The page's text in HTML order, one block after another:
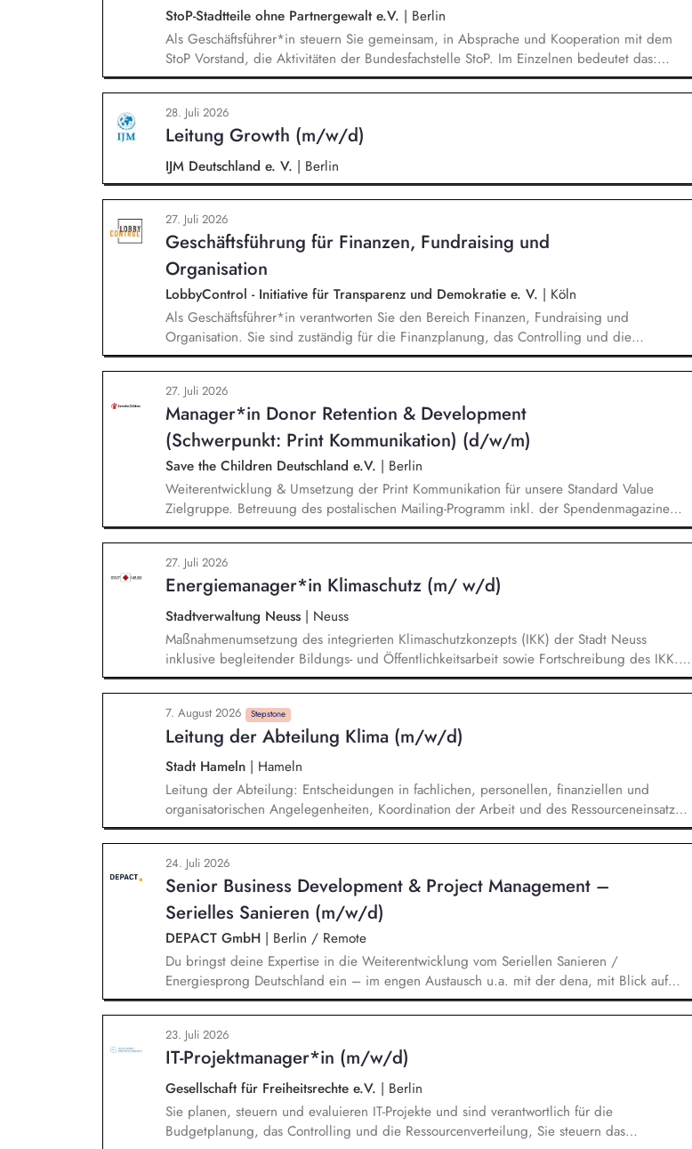
StoP-Stadtteile ohne Partnergewalt e.V. | Berlin
Als Geschäftsführer*in steuern Sie gemeinsam, in Absprache und Kooperation mit dem
StoP Vorstand, die Aktivitäten der Bundesfachstelle StoP. Im Einzelnen bedeutet das:
Projektmanagement und Verantwortung für die Umsetzung des Gesamtprojektes,
Gesamtsteuerung und Sicherstellung des wirtschaftlichen Betriebes der Geschäftsstelle
und des Vereins (Finanzierung, Controlling), Akquise von Fördermitteln und Spenden
sowie Personalverantwortung für die Bundesfachstelle mit 4 Mitarbeitenden.
28. Juli 2026
Leitung Growth (m/w/d)
IJM Deutschland e. V. | Berlin
27. Juli 2026
Geschäftsführung für Finanzen, Fundraising und
Organisation
LobbyControl - Initiative für Transparenz und Demokratie e. V. | Köln
Als Geschäftsführer*in verantworten Sie den Bereich Finanzen, Fundraising und
Organisation. Sie sind zuständig für die Finanzplanung, das Controlling und die
Organisation des Rechnungswesens. Sie leiten das Fundraising-Team und entwickeln eine
nachhaltige Fundraising Strategie. Sie sind verantwortlich für das Personalmanagement
und die operative Steuerung von Prozessen zur Organisationsentwicklung.
27. Juli 2026
Manager*in Donor Retention & Development
(Schwerpunkt: Print Kommunikation) (d/w/m)
Save the Children Deutschland e.V. | Berlin
Weiterentwicklung & Umsetzung der Print Kommunikation für unsere Standard Value
Zielgruppe. Betreuung des postalischen Mailing-Programm inkl. der Spendenmagazine
und Spendenaufrufe sowie der Print Kommunikation innerhalb unserer Donor Journeys. Ko-
Produktion von Content für die Print Kommunikation in enger Zusammenarbeit mit dem
Team Brand, Content & Publikationen. Redaktion und Prüfung von Content/Texten für
andere Kanäle und Medien.
27. Juli 2026
Energiemanager*in Klimaschutz (m/ w/d)
Stadtverwaltung Neuss | Neuss
Maßnahmenumsetzung des integrierten Klimaschutzkonzepts (IKK) der Stadt Neuss
inklusive begleitender Bildungs- und Öffentlichkeitsarbeit sowie Fortschreibung des IKK.
Monitoring und Berichterstattung zu den ca. 60 städtischen PV-Anlagen sowie Planung
weiterer Anlageninstallationen. Prüfung, Planung und Umsetzung von Modellen zu Energy-
Sharing und/oder Strombilanzkreismodellen. Eigenständige Fördermittelakquise und
Durchführung von Förderprojekten in den Bereichen regenerative Energien sowie
energiesparendes Bauen und Sanieren.
7. August 2026 Stepstone
Leitung der Abteilung Klima (m/w/d)
Stadt Hameln | Hameln
Leitung der Abteilung: Entscheidungen in fachlichen, personellen, finanziellen und
organisatorischen Angelegenheiten, Koordination der Arbeit und des Ressourceneinsatzes
sowie der Arbeitsverfahren und -mittel, konzeptioneller Aufbau der neuen Abteilung,
Etablierung und Positionierung des Themas Klima innerhalb der Verwaltungsorganisation,
fachbereichsübergreifende Steuerung und Koordination der Themen Klimaschutz,
Klimaanpassung, kommunale Wärmeplanung und Energiemanagement.
24. Juli 2026
Senior Business Development & Project Management –
Serielles Sanieren (m/w/d)
DEPACT GmbH | Berlin / Remote
Du bringst deine Expertise in die Weiterentwicklung vom Seriellen Sanieren /
Energiesprong Deutschland ein – im engen Austausch u.a. mit der dena, mit Blick auf
Markthochlauf und Support im regulatorischen Umfeld und der Stakeholder. Business-
Development-Standbein: Du akquirierst und verantwortest eigenständig Projekte für unser
Vorqualifizierungs-Tool CoPilot und entwickelst / implementierst die Skalierung. Du
qualifizierst zudem Bauunternehmen und Systemanbieter als Angebotspartner.
23. Juli 2026
IT-Projektmanager*in (m/w/d)
Gesellschaft für Freiheitsrechte e.V. | Berlin
Sie planen, steuern und evaluieren IT-Projekte und sind verantwortlich für die
Budgetplanung, das Controlling und die Ressourcenverteilung, Sie steuern das